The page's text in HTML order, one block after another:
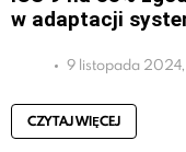
w adaptacji
9 listopada
CZYTAJ WIĘCEJ